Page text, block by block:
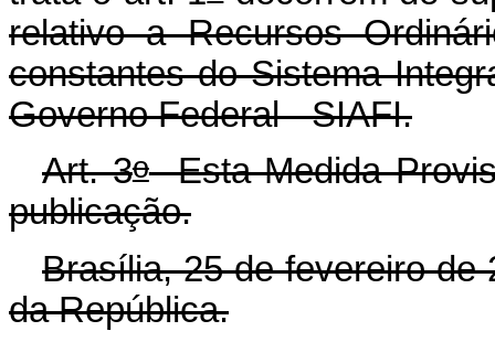
relativo a Recursos
constantes do Sistema
Governo Federal - SIAFI.
Art. 3oEsta Medida
publicação.
Brasília, 25 de fevereiro de
da República.